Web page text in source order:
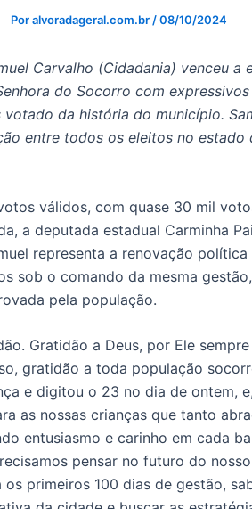
Poralvoradageral.com.br /08/10/2024
Carvalho (Cidadania) venceu a
do Socorro com
da história do município.
entre todos os eleitos no estado
válidos, com quase 30 mil
a deputada estadual Carminha
representa a renovação
sob o comando da mesma
pela população.
Gratidão a Deus, por Ele
gratidão a toda população
e digitou o 23 no dia de ontem,
as nossas crianças que tanto
entusiasmo e carinho em cada
pensar no futuro do
os primeiros 100 dias de gestão,